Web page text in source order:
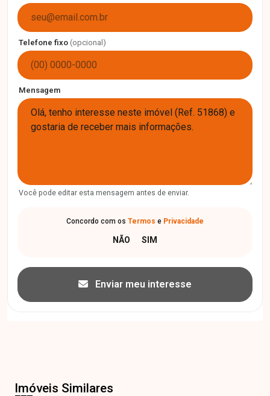
Telefone fixo (opcional)
Mensagem
Você pode editar esta mensagem antes de enviar.
Concordo com os Termos e Privacidade
Enviar meu interesse
Imóveis Similares